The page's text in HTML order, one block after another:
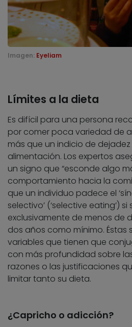
Imagen: Eyeliam
Límites a la dieta
Es difícil para una persona
por comer poca variedad de
más que un indicio de
alimentación. Los expertos
un signo que “esconde algo
comportamiento hacia la
que un individuo padece el
selectivo’ (‘selective eating’)
exclusivamente de menos de
dos años como mínimo. Éstas
variables que tienen que
con más profundidad sobre
razones o las justificaciones
limitar tanto su dieta.
¿Capricho o adicción?